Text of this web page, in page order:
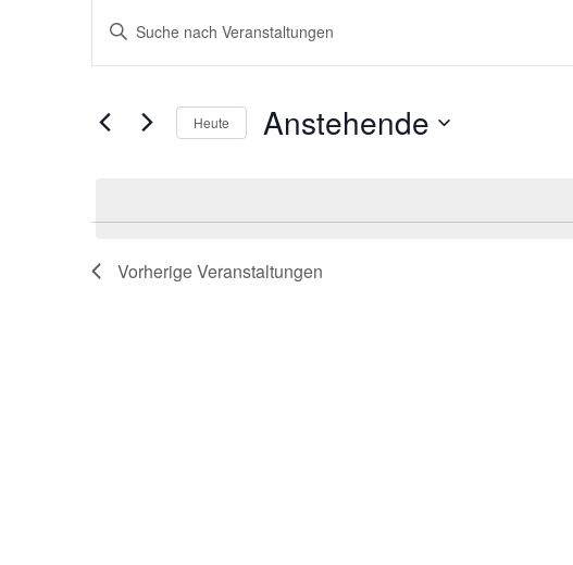
Veranstaltungen
Veranstaltungen
Suche
und
Navigation
Bitte
Schlüsselwort
Suche
Schlüsselwort.
Heute Anstehende
VorherigeVeranstaltungen